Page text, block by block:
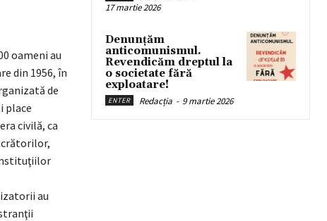
oameni au
din 1956, în
de
place
civilă, ca
au
17 martie 2026
Denunțăm
anticomunismul.
Revendicăm dreptul la
o societate fără
exploatare!
ENTER Redacția - 9 martie 2026